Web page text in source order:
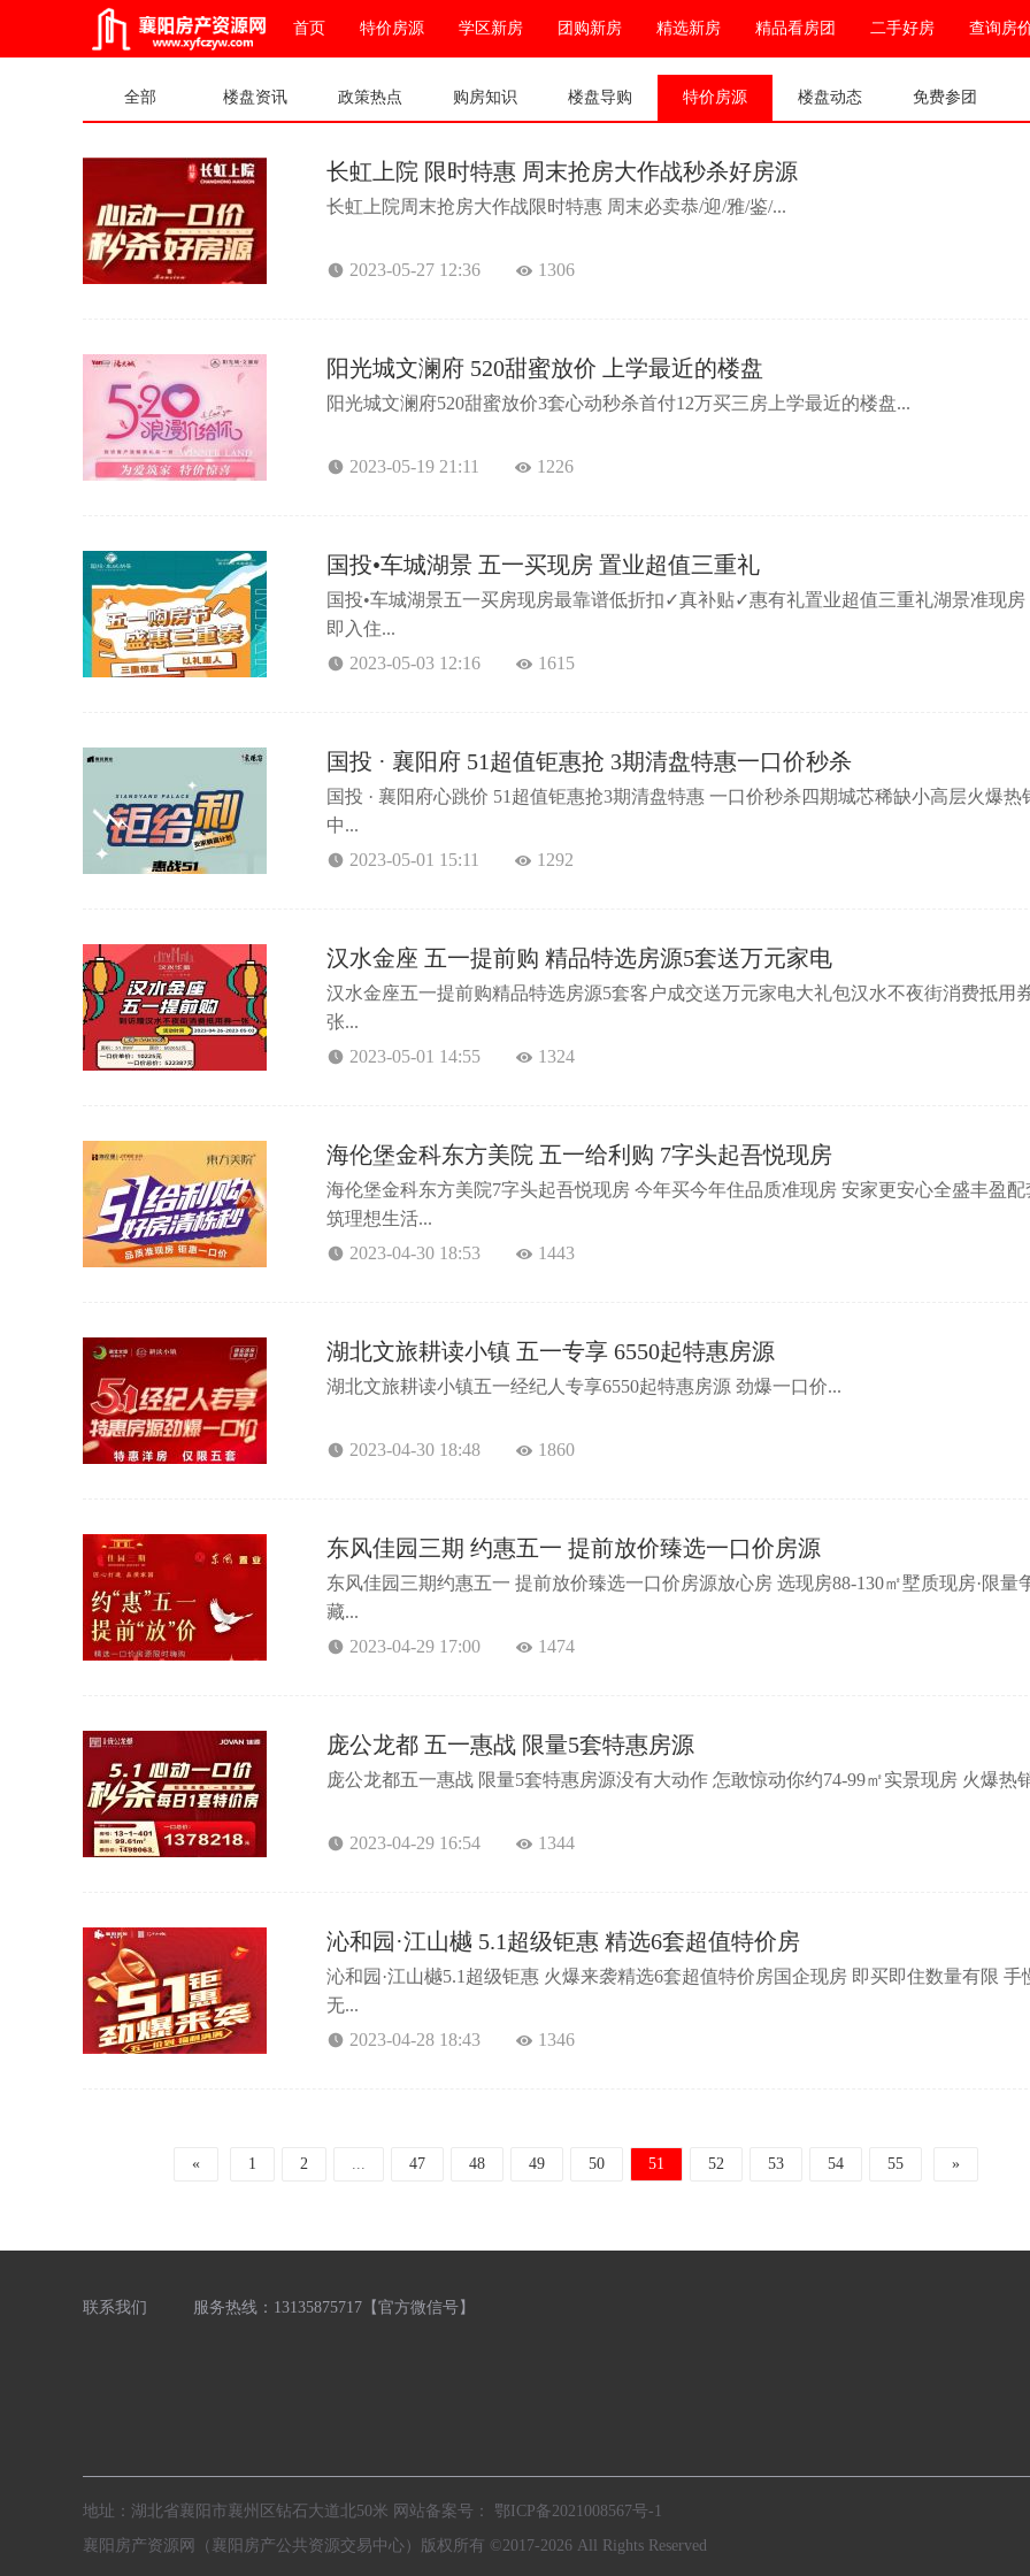
首页 特价房源 学区新房 团购新房 精选新房 精品看房团 二手好房 查询房
全部 楼盘资讯 政策热点 购房知识 楼盘导购 特价房源 楼盘动态 免费参团
长虹上院 限时特惠 周末抢房大作战秒杀好房源
长虹上院周末抢房大作战限时特惠 周末必卖恭/迎/雅/鉴/...
2023-05-27 12:36 1306
​阳光城文澜府 520甜蜜放价 上学最近的楼盘
阳光城文澜府520甜蜜放价3套心动秒杀首付12万买三房上学最近的楼盘...
2023-05-19 21:11 1226
国投•车城湖景 五一买现房 置业超值三重礼
国投•车城湖景五一买房现房最靠谱低折扣✓真补贴✓惠有礼置业超值三重礼湖景准现房
即入住...
2023-05-03 12:16
1615
国投 · 襄阳府 51超值钜惠抢 3期清盘特惠一口价秒杀
国投 · 襄阳府心跳价 51超值钜惠抢3期清盘特惠 一口价秒杀四期城芯稀缺小高层火爆热
中...
2023-05-01 15:11
1292
汉水金座️ 五一提前购 精品特选房源5套送万元家电
汉水金座️五一提前购精品特选房源5套客户成交送万元家电大礼包汉水不夜街消费抵用
张...
2023-05-01 14:55
1324
海伦堡金科东方美院 五一给利购 7字头起吾悦现房
海伦堡金科东方美院️7字头起吾悦现房 今年买今年住品质准现房 安家更安心全盛丰盈配
筑理想生活...
2023-04-30 18:53
1443
湖北文旅耕读小镇 五一专享 6550起特惠房源
湖北文旅耕读小镇五一经纪人专享6550起特惠房源 劲爆一口价...
2023-04-30 18:48 1860
东风佳园三期 约惠五一 提前放价臻选一口价房源
东风佳园三期约惠五一 提前放价臻选一口价房源放心房 选现房88-130㎡墅质现房·限量
藏...
2023-04-29 17:00
1474
庞公龙都 五一惠战 限量5套特惠房源
庞公龙都五一惠战 限量5套特惠房源没有大动作 怎敢惊动你约74-99㎡实景现房 火爆热
2023-04-29 16:54 1344
沁和园·江山樾 5.1超级钜惠 精选6套超值特价房
沁和园·江山樾5.1超级钜惠 火爆来袭精选6套超值特价房国企现房 即买即住数量有限 手
无...
2023-04-28 18:43
1346
« 1 2 ... 47 48 49 50 51 52 53 54 55 »
联系我们 服务热线：13135875717【官方微信号】
地址：湖北省襄阳市襄州区钻石大道北50米 网站备案号： 鄂ICP备2021008567号-1
襄阳房产资源网（襄阳房产公共资源交易中心）版权所有 ©2017-2026 All Rights Reserved